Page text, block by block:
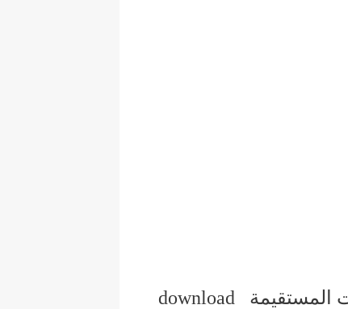
المستقيمة download